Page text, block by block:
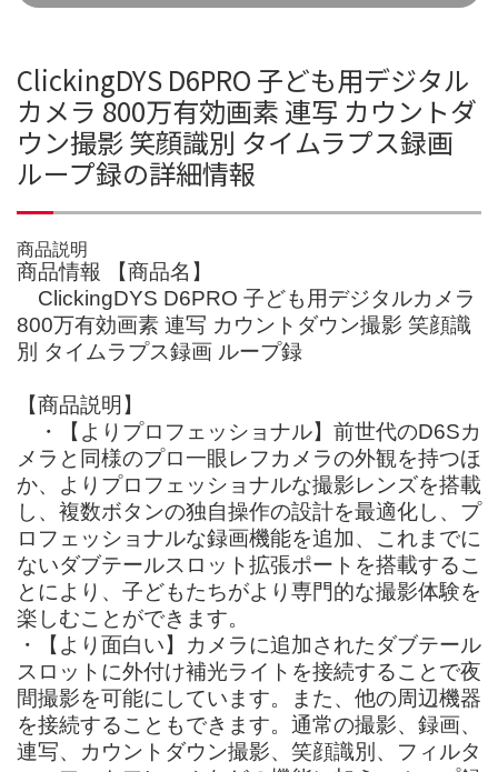
ClickingDYS D6PRO 子ども用デジタル
カメラ 800万有効画素 連写 カウントダ
ウン撮影 笑顔識別 タイムラプス録画
ループ録の詳細情報
商品説明
商品情報 【商品名】
ClickingDYS D6PRO 子ども用デジタルカメラ
800万有効画素 連写 カウントダウン撮影 笑顔識
別 タイムラプス録画 ループ録
【商品説明】
・【よりプロフェッショナル】前世代のD6Sカ
メラと同様のプロ一眼レフカメラの外観を持つほ
か、よりプロフェッショナルな撮影レンズを搭載
し、複数ボタンの独自操作の設計を最適化し、プ
ロフェッショナルな録画機能を追加、これまでに
ないダブテールスロット拡張ポートを搭載するこ
とにより、子どもたちがより専門的な撮影体験を
楽しむことができます。
・【より面白い】カメラに追加されたダブテール
スロットに外付け補光ライトを接続することで夜
間撮影を可能にしています。また、他の周辺機器
を接続することもできます。通常の撮影、録画、
連写、カウントダウン撮影、笑顔識別、フィルタ